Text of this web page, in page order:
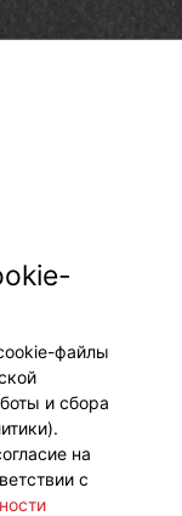
файлы
и сбора
на
с